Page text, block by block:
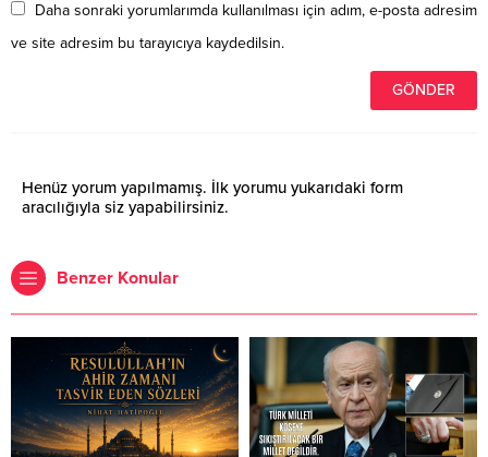
Daha sonraki yorumlarımda kullanılması için adım, e-posta adresim
ve site adresim bu tarayıcıya kaydedilsin.
Henüz yorum yapılmamış. İlk yorumu yukarıdaki form
aracılığıyla siz yapabilirsiniz.
Benzer Konular